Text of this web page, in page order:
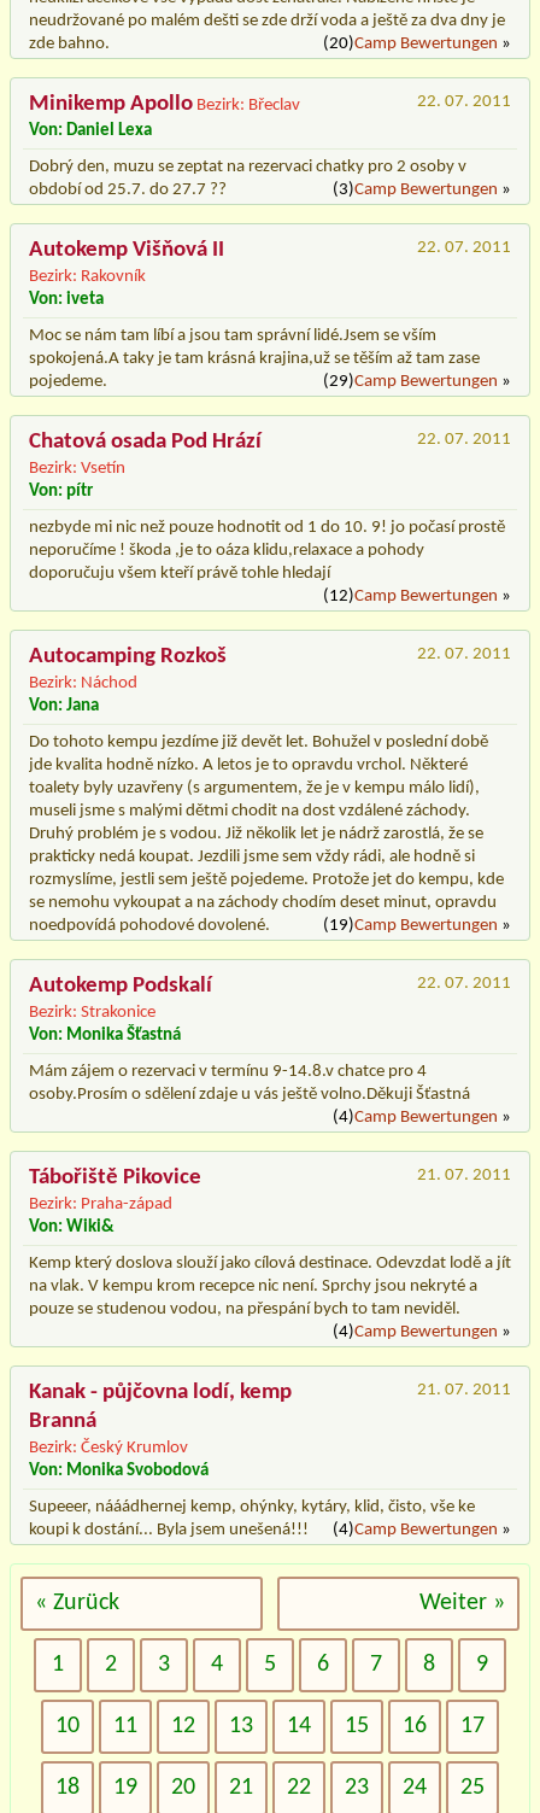
neudržované po malém dešti se zde drží voda a ještě za dva dny je
zde bahno.
(20)Camp Bewertungen »
Minikemp Apollo Bezirk: Břeclav
22. 07. 2011
Von: Daniel Lexa
Dobrý den, muzu se zeptat na rezervaci chatky pro 2 osoby v
období od 25.7. do 27.7 ??
(3)Camp Bewertungen »
Autokemp Višňová II
Bezirk: Rakovník
22. 07. 2011
Von: iveta
Moc se nám tam líbí a jsou tam správní lidé.Jsem se vším
spokojená.A taky je tam krásná krajina,už se těším až tam zase
pojedeme.
(29)Camp Bewertungen »
Chatová osada Pod Hrází
Bezirk: Vsetín
22. 07. 2011
Von: pítr
nezbyde mi nic než pouze hodnotit od 1 do 10. 9! jo počasí prostě
neporučíme ! škoda ,je to oáza klidu,relaxace a pohody
doporučuju všem kteří právě tohle hledají
(12)Camp Bewertungen »
Autocamping Rozkoš
Bezirk: Náchod
22. 07. 2011
Von: Jana
Do tohoto kempu jezdíme již devět let. Bohužel v poslední době
jde kvalita hodně nízko. A letos je to opravdu vrchol. Některé
toalety byly uzavřeny (s argumentem, že je v kempu málo lidí),
museli jsme s malými dětmi chodit na dost vzdálené záchody.
Druhý problém je s vodou. Již několik let je nádrž zarostlá, že se
prakticky nedá koupat. Jezdili jsme sem vždy rádi, ale hodně si
rozmyslíme, jestli sem ještě pojedeme. Protože jet do kempu, kde
se nemohu vykoupat a na záchody chodím deset minut, opravdu
noedpovídá pohodové dovolené.
(19)Camp Bewertungen »
Autokemp Podskalí
Bezirk: Strakonice
22. 07. 2011
Von: Monika Šťastná
Mám zájem o rezervaci v termínu 9-14.8.v chatce pro 4
osoby.Prosím o sdělení zdaje u vás ještě volno.Děkuji Šťastná
(4)Camp Bewertungen »
Tábořiště Pikovice
Bezirk: Praha-západ
21. 07. 2011
Von: Wiki&
Kemp který doslova slouží jako cílová destinace. Odevzdat lodě a jít
na vlak. V kempu krom recepce nic není. Sprchy jsou nekryté a
pouze se studenou vodou, na přespání bych to tam neviděl.
(4)Camp Bewertungen »
Kanak - půjčovna lodí, kemp
Branná
Bezirk: Český Krumlov
21. 07. 2011
Von: Monika Svobodová
Supeeer, nááádhernej kemp, ohýnky, kytáry, klid, čisto, vše ke
koupi k dostání... Byla jsem unešená!!!
(4)Camp Bewertungen »
« Zurück Weiter »
1 2 3 4 5 6 7 8 9
10 11 12 13 14 15 16 17
18 19 20 21 22 23 24 25